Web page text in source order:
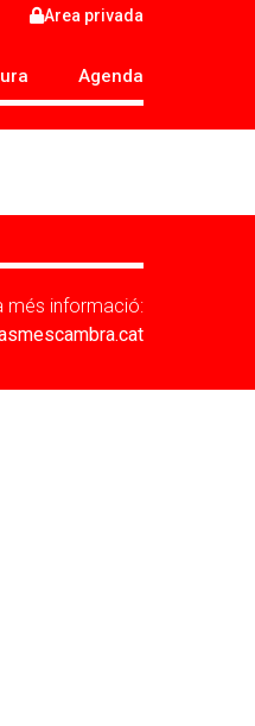
Area privada
Agenda
més informació: